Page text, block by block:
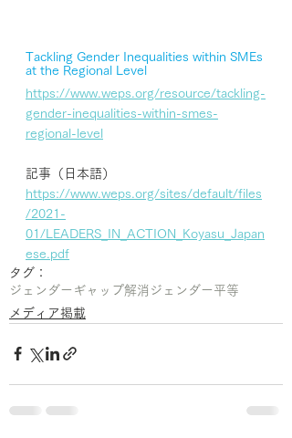
Tackling Gender Inequalities within SMEs
at the Regional Level
https://www.weps.org/resource/tackling-
gender-inequalities-within-smes-
regional-level
記事（日本語）
https://www.weps.org/sites/default/files
/2021-
01/LEADERS_IN_ACTION_Koyasu_Japan
ese.pdf
タグ：
ジェンダーギャップ解消 ジェンダー平等
メディア掲載